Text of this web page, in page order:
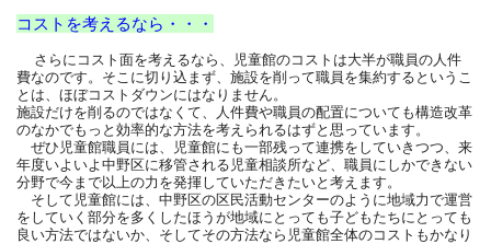
コストを考えるなら・・・
さらにコスト面を考えるなら、児童館のコストは大半が職員の人件
費なのです。そこに切り込まず、施設を削って職員を集約するというこ
とは、ほぼコストダウンにはなりません。
施設だけを削るのではなくて、人件費や職員の配置についても構造改革
のなかでもっと効率的な方法を考えられるはずと思っています。
ぜひ児童館職員には、児童館にも一部残って連携をしていきつつ、来
年度いよいよ中野区に移管される児童相談所など、職員にしかできない
分野で今まで以上の力を発揮していただきたいと考えます。
そして児童館には、中野区の区民活動センターのように地域力で運営
をしていく部分を多くしたほうが地域にとっても子どもたちにとっても
良い方法ではないか、そしてその方法なら児童館全体のコストもかなり